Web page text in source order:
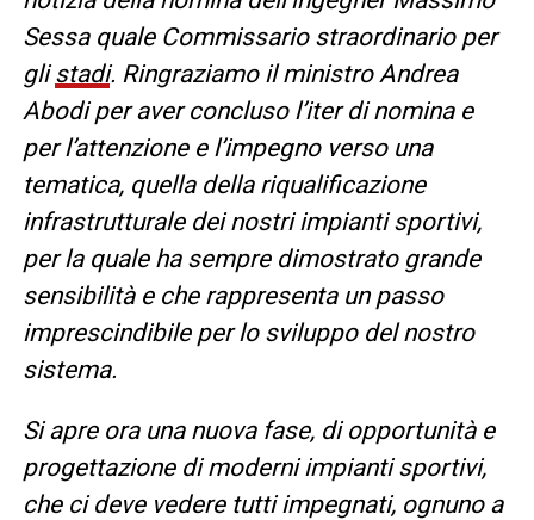
Sessa quale Commissario straordinario per
glistadi. Ringraziamo il ministro Andrea
Abodi per aver concluso l’iter di nomina e
per l’attenzione e l’impegno verso una
tematica, quella della riqualificazione
infrastrutturale dei nostri impianti sportivi,
per la quale ha sempre dimostrato grande
sensibilità e che rappresenta un passo
imprescindibile per lo sviluppo del nostro
sistema.
Si apre ora una nuova fase, di opportunità e
progettazione di moderni impianti sportivi,
che ci deve vedere tutti impegnati, ognuno a